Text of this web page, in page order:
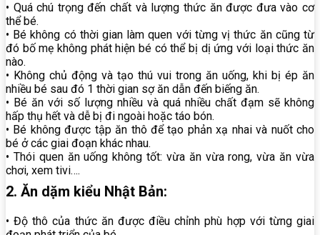
• Quá chú trọng đến chất và lượng thức ăn được đưa vào cơ
thể bé.
• Bé không có thời gian làm quen với từng vị thức ăn cũng từ
đó bố mẹ không phát hiện bé có thể bị dị ứng với loại thức ăn
nào.
• Không chủ động và tạo thú vui trong ăn uống, khi bị ép ăn
nhiều bé sau đó 1 thời gian sợ ăn dẫn đến biếng ăn.
• Bé ăn với số lượng nhiều và quá nhiều chất đạm sẽ không
hấp thụ hết và dễ bị đi ngoài hoặc táo bón.
• Bé không được tập ăn thô để tạo phản xạ nhai và nuốt cho
bé ở các giai đoạn khác nhau.
• Thói quen ăn uống không tốt: vừa ăn vừa rong, vừa ăn vừa
chơi, xem tivi….
2. Ăn dặm kiểu Nhật Bản:
• Độ thô của thức ăn được điều chỉnh phù hợp với từng giai